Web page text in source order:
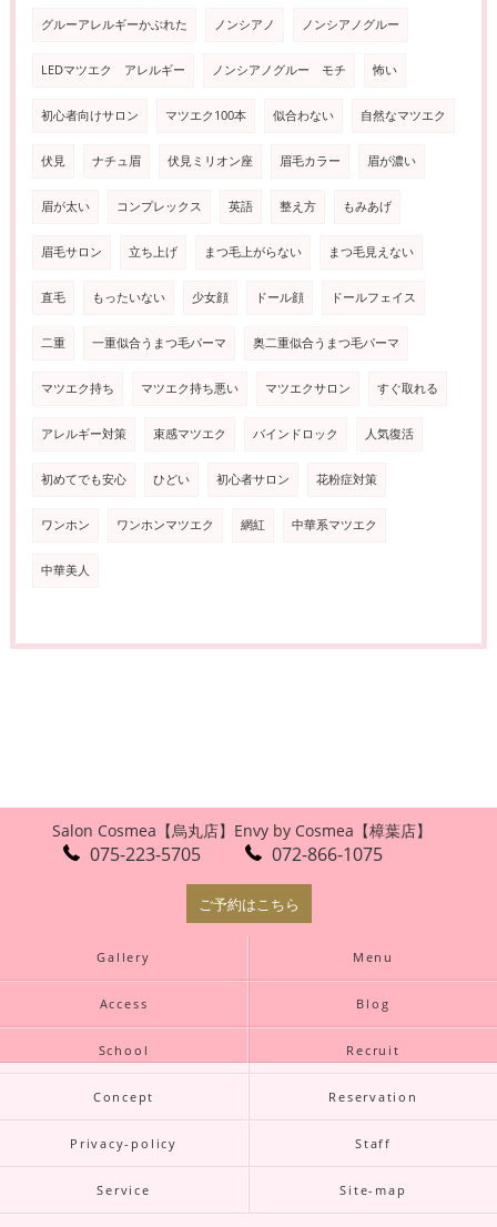
グルーアレルギーかぶれた ノンシアノ ノンシアノグルー
LEDマツエク アレルギー ノンシアノグルー モチ 怖い
初心者向けサロン マツエク100本 似合わない 自然なマツエク
伏見 ナチュ眉 伏見ミリオン座 眉毛カラー 眉が濃い
眉が太い コンプレックス 英語 整え方 もみあげ
眉毛サロン 立ち上げ まつ毛上がらない まつ毛見えない
直毛 もったいない 少女顔 ドール顔 ドールフェイス
二重 一重似合うまつ毛パーマ 奥二重似合うまつ毛パーマ
マツエク持ち マツエク持ち悪い マツエクサロン すぐ取れる
アレルギー対策 束感マツエク バインドロック 人気復活
初めてでも安心 ひどい 初心者サロン 花粉症対策
ワンホン ワンホンマツエク 網紅 中華系マツエク
中華美人
Salon Cosmea【烏丸店】
075-223-5705
Envy by Cosmea【樟葉店】
072-866-1075
ご予約はこちら
Gallery Menu
Access Blog
School Recruit
Concept Reservation
Privacy-policy Staff
Service Site-map